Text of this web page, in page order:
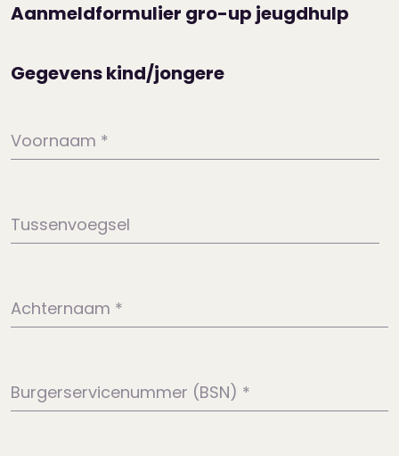
Aanmeldformulier gro-up jeugdhulp
Gegevens kind/jongere
Voornaam *
Tussenvoegsel
Achternaam *
Burgerservicenummer (BSN) *